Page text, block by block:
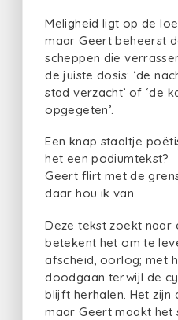
Meligheid ligt op de
maar Geert beheerst
scheppen die
de juiste dosis: ‘de
stad verzacht’ of ‘de
opgegeten’.
Een knap staaltje
het een podiumtekst?
Geert flirt met de
daar hou ik van.
Deze tekst zoekt naar
betekent het om te
afscheid, oorlog; met
doodgaan terwijl de
blijft herhalen. Het
maar Geert maakt